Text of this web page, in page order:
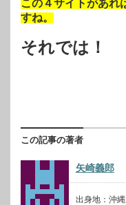
この４サイトがあれ
すね。
それでは！
この記事の著者
矢崎義郎
出身地：沖